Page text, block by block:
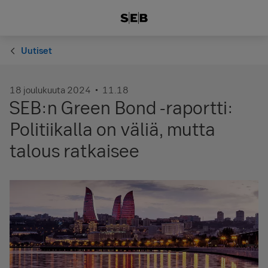
Uutiset
18 joulukuuta 2024 11.18
SEB:n Green Bond -raportti:
Politiikalla on väliä, mutta
talous ratkaisee